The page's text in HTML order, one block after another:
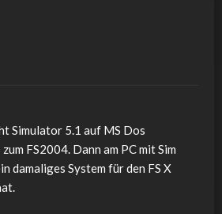
Simulator 5.1 auf MS Dos
FS2004. Dann am PC mit Sim
damaliges System für den FS X